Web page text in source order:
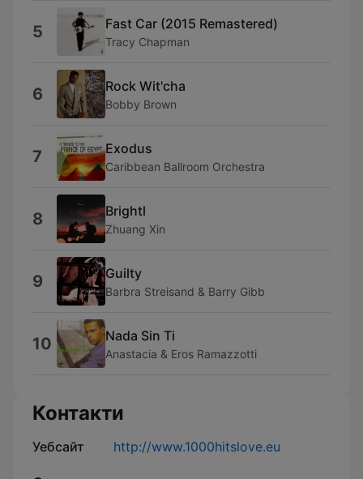
5 Fast Car (2015 Remastered)
Tracy Chapman
6 Rock Wit'cha
Bobby Brown
7 Exodus
Caribbean Ballroom Orchestra
8 Brightl
Zhuang Xin
9 Guilty
Barbra Streisand & Barry Gibb
10 Nada Sin Ti
Anastacia & Eros Ramazzotti
Контакти
Уебсайт http://www.1000hitslove.eu